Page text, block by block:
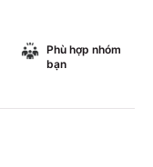
Phù hợp nhóm
bạn